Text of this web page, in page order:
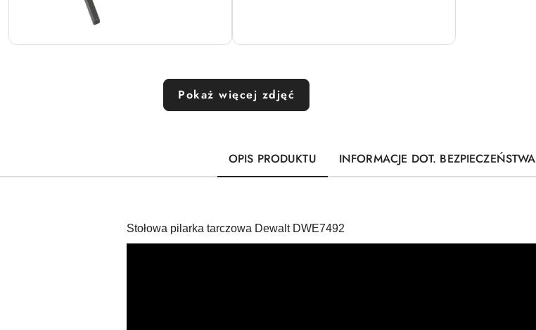
Pokaż więcej zdjęć
OPIS PRODUKTU INFORMACJE DOT. BEZPIECZEŃSTWA
Stołowa pilarka tarczowa Dewalt DWE7492